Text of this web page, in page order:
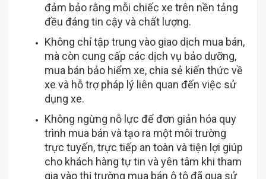
đảm bảo rằng mỗi chiếc xe trên nền tảng
đều đáng tin cậy và chất lượng.
Không chỉ tập trung vào giao dịch mua bán,
mà còn cung cấp các dịch vụ bảo dưỡng,
mua bán bảo hiểm xe, chia sẻ kiến thức về
xe và hỗ trợ pháp lý liên quan đến việc sử
dụng xe.
Không ngừng nỗ lực để đơn giản hóa quy
trình mua bán và tạo ra một môi trường
trực tuyến, trực tiếp an toàn và tiện lợi giúp
cho khách hàng tự tin và yên tâm khi tham
gia vào thị trường mua bán ô tô đã qua sử